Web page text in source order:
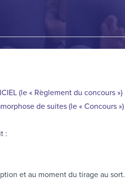
(le « Règlement du concours »)
de suites (le « Concours »)
:
et au moment du tirage au sort.